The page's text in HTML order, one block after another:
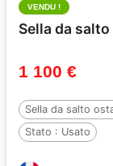
VENDU !
Sella da
1 100 €
Sella da salto
Stato : Usato